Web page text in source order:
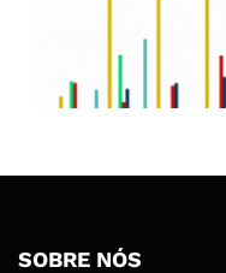
SOBRE NÓS